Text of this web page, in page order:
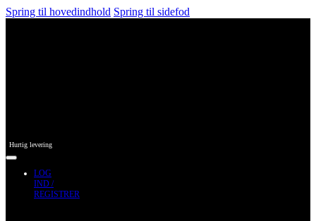
Spring til hovedindhold Spring til sidefod
Hurtig levering
LOG
IND /
REGISTRER